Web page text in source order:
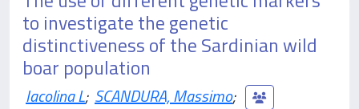
to investigate the genetic
distinctiveness of the Sardinian wild
boar population
Iacolina L; SCANDURA, Massimo;